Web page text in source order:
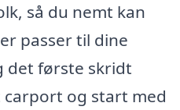
så du nemt kan
passer til dine
det første skridt
og start med